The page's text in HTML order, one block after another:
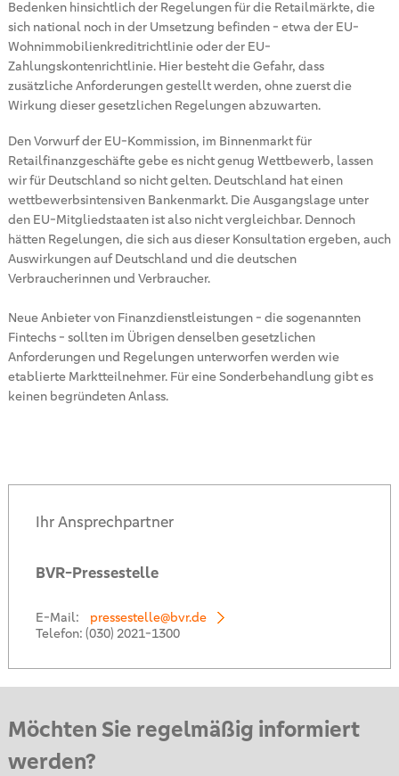
Bedenken hinsichtlich der Regelungen für die Retailmärkte, die
sich national noch in der Umsetzung befinden - etwa der EU-
Wohnimmobilienkreditrichtlinie oder der EU-
Zahlungskontenrichtlinie. Hier besteht die Gefahr, dass
zusätzliche Anforderungen gestellt werden, ohne zuerst die
Wirkung dieser gesetzlichen Regelungen abzuwarten.
Den Vorwurf der EU-Kommission, im Binnenmarkt für
Retailfinanzgeschäfte gebe es nicht genug Wettbewerb, lassen
wir für Deutschland so nicht gelten. Deutschland hat einen
wettbewerbsintensiven Bankenmarkt. Die Ausgangslage unter
den EU-Mitgliedstaaten ist also nicht vergleichbar. Dennoch
hätten Regelungen, die sich aus dieser Konsultation ergeben, auch
Auswirkungen auf Deutschland und die deutschen
Verbraucherinnen und Verbraucher.
Neue Anbieter von Finanzdienstleistungen - die sogenannten
Fintechs - sollten im Übrigen denselben gesetzlichen
Anforderungen und Regelungen unterworfen werden wie
etablierte Marktteilnehmer. Für eine Sonderbehandlung gibt es
keinen begründeten Anlass.
Ihr Ansprechpartner
BVR-Pressestelle
E-Mail:
pressestelle@bvr.de
Telefon: (030) 2021-1300
Möchten Sie regelmäßig informiert
werden?